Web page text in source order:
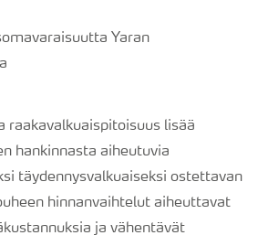
raakavalkuaispitoisuus lisää
hankinnasta aiheutuvia
täydennysvalkuaiseksi ostettavan
hinnanvaihtelut aiheuttavat
ja vähentävät